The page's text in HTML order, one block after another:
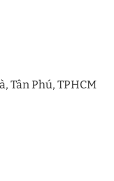
Tân Phú, TPHCM